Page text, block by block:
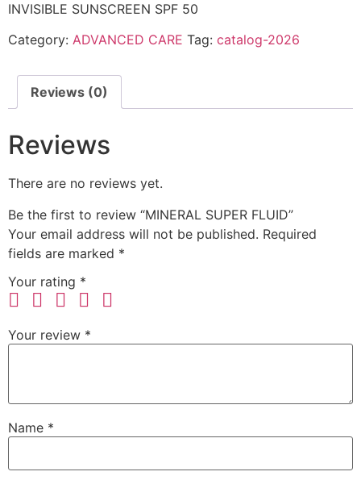
INVISIBLE SUNSCREEN SPF 50
Category: ADVANCED CARE Tag: catalog-2026
Reviews (0)
Reviews
There are no reviews yet.
Be the first to review “MINERAL SUPER FLUID”
Your email address will not be published. Required
fields are marked *
Your rating *
Your review *
Name *